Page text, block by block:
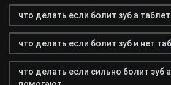
что делать если болит зуб а
что делать если болит зуб и нет
что делать если сильно болит зуб